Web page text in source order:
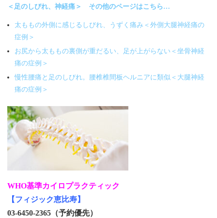
＜足のしびれ、神経痛＞ その他のページはこちら…
太ももの外側に感じるしびれ、うずく痛み＜外側大腿神経痛の
症例＞
お尻から太ももの裏側が重だるい、足が上がらない＜坐骨神経
痛の症例＞
慢性腰痛と足のしびれ。腰椎椎間板ヘルニアに類似＜大腿神経
痛の症例＞
WHO基準カイロプラクティック
【フィジック恵比寿】
03-6450-2365（予約優先）